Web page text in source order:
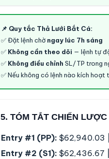
📌 Quy tắc Thả Lưới Bắt Cá:
✅ Đặt lệnh chờ ngay lúc 7h sáng
✅ Không cần theo dõi — lệnh tự
✅ Không điều chỉnh SL/TP trong
✅ Nếu không có lệnh nào kích
5. TÓM TẮT CHIẾN LƯỢC
Entry #1 (PP): $62,940.03 |
Entry #2 (S1): $62,436.67 |